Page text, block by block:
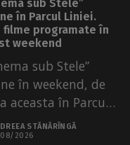
sub Stele”
în Parcul Liniei.
filme programate în
weekend
sub Stele”
în weekend, de
aceasta în Parcul
STĂNĂRÎNGĂ
2026